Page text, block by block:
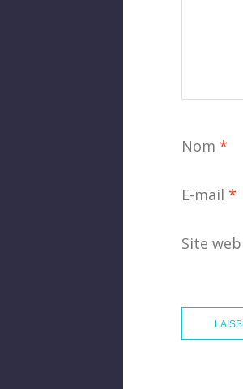
Nom *
E-mail *
Site web